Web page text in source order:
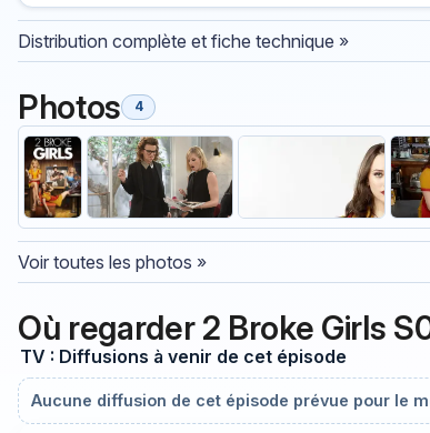
Distribution complète et fiche technique »
Photos 4
Voir toutes les photos »
Où regarder 2 Broke Girls
TV : Diffusions à venir de cet épisode
Aucune diffusion de cet épisode prévue pour le